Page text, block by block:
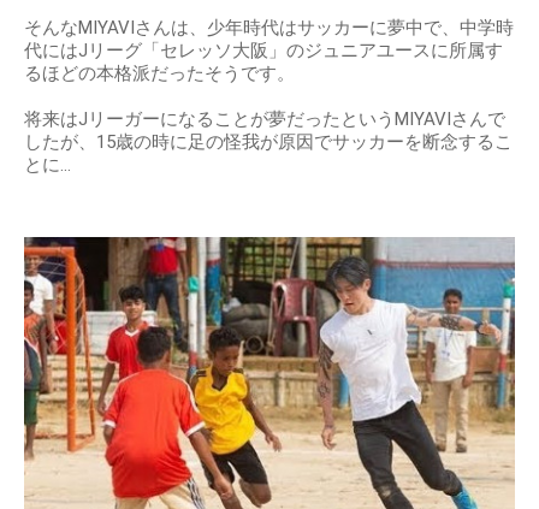
そんなMIYAVIさんは、少年時代はサッカーに夢中で、中学時
代にはJリーグ「セレッソ大阪」のジュニアユースに所属す
るほどの本格派だったそうです。
将来はJリーガーになることが夢だったというMIYAVIさんで
したが、15歳の時に足の怪我が原因でサッカーを断念するこ
とに…